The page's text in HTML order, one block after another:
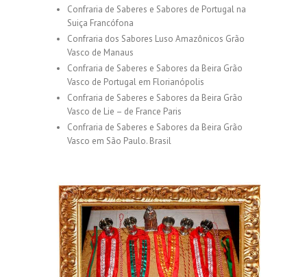
Confraria de Saberes e Sabores de Portugal na
Suiça Francófona
Confraria dos Sabores Luso Amazônicos Grão
Vasco de Manaus
Confraria de Saberes e Sabores da Beira Grão
Vasco de Portugal em Florianópolis
Confraria de Saberes e Sabores da Beira Grão
Vasco de Lie – de France Paris
Confraria de Saberes e Sabores da Beira Grão
Vasco em São Paulo. Brasil